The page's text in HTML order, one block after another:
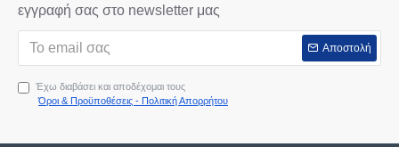
εγγραφή σας στο newsletter μας
Αποστολή
Έχω διαβάσει και αποδέχομαι τους
Όροι & Προϋποθέσεις - Πολιτική Απορρήτου